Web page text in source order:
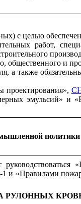
с целью
работ,
общественного и
также
эмульсий»
политики
«Правилами
РУЛОННЫХ